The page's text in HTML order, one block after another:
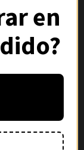
la
en un
en